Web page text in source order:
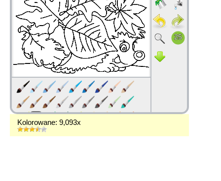
Kolorowane: 9,093x